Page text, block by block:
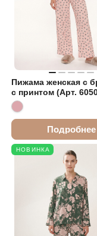
Пижама женская с
с принтом (Арт.
Подробнее
НОВИНКА